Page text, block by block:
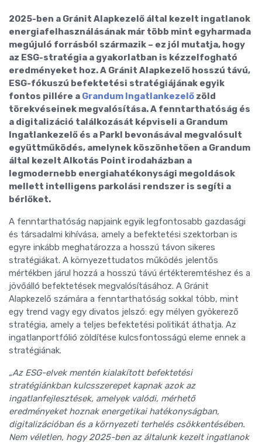
2025-ben a Gránit Alapkezelő által kezelt ingatlanok
energiafelhasználásának már több mint egyharmada
megújuló forrásból származik – ez jól mutatja, hogy
az ESG-stratégia a gyakorlatban is kézzelfogható
eredményeket hoz. A Gránit Alapkezelő hosszú távú,
ESG-fókuszú befektetési stratégiájának egyik
fontos pillére a Grandum Ingatlankezelő zöld
törekvéseinek megvalósítása. A fenntarthatóság és
a digitalizáció találkozását képviseli a Grandum
Ingatlankezelő és a Parkl bevonásával megvalósult
együttműködés, amelynek köszönhetően a Grandum
által kezelt Alkotás Point irodaházban a
legmodernebb energiahatékonysági megoldások
mellett intelligens parkolási rendszer is segíti a
bérlőket.
A fenntarthatóság napjaink egyik legfontosabb gazdasági
és társadalmi kihívása, amely a befektetési szektorban is
egyre inkább meghatározza a hosszú távon sikeres
stratégiákat. A környezettudatos működés jelentős
mértékben járul hozzá a hosszú távú értékteremtéshez és a
jövőálló befektetések megvalósításához. A Gránit
Alapkezelő számára a fenntarthatóság sokkal több, mint
egy trend vagy egy divatos jelszó: egy mélyen gyökerező
stratégia, amely a teljes befektetési politikát áthatja. Az
ingatlanportfólió zöldítése kulcsfontosságú eleme ennek a
stratégiának.
„Az ESG-elvek mentén kialakított befektetési
stratégiánkban kulcsszerepet kapnak azok az
ingatlanfejlesztések, amelyek valódi, mérhető
eredményeket hoznak energetikai hatékonyságban,
digitalizációban és a környezeti terhelés csökkentésében.
Nem véletlen, hogy 2025-ben az általunk kezelt ingatlanok